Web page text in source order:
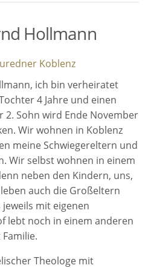
Hollmann
ich bin verheiratet
4 Jahre und einen
2. Sohn wird Ende November
Wir wohnen in Koblenz
meine Schwiegereltern und
Wir selbst wohnen in einem
neben den Kindern, uns,
auch die Großeltern
mit eigenen
lebt noch in einem anderen
Theologe mit